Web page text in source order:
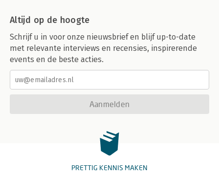
Altijd op de hoogte
Schrijf u in voor onze nieuwsbrief en blijf up-to-date
met relevante interviews en recensies, inspirerende
events en de beste acties.
Aanmelden
PRETTIG KENNIS MAKEN